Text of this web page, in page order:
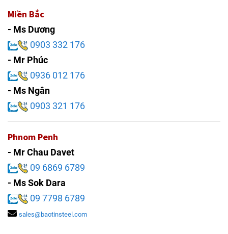
Miền Bắc
- Ms Dương
0903 332 176
- Mr Phúc
0936 012 176
- Ms Ngân
0903 321 176
Phnom Penh
- Mr Chau Davet
09 6869 6789
- Ms Sok Dara
09 7798 6789
sales@baotinsteel.com